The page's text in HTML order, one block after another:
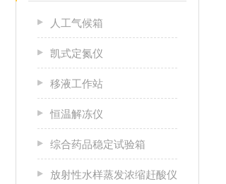
人工气候箱
凯式定氮仪
移液工作站
恒温解冻仪
综合药品稳定试验箱
放射性水样蒸发浓缩赶酸仪